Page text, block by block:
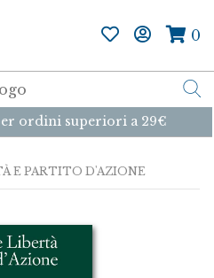
0
ordini superiori a 29€
E PARTITO D'AZIONE